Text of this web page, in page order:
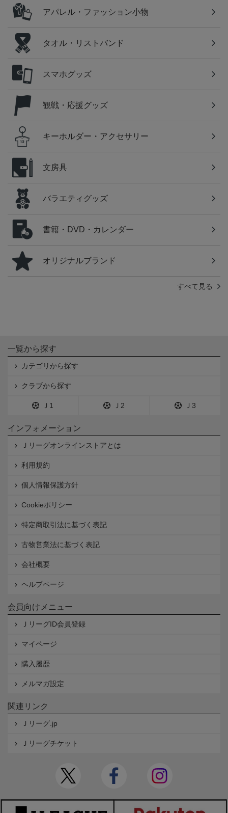
アパレル・ファッション小物
タオル・リストバンド
スマホグッズ
観戦・応援グッズ
キーホルダー・アクセサリー
文房具
バラエティグッズ
書籍・DVD・カレンダー
オリジナルブランド
すべて見る
一覧から探す
カテゴリから探す
クラブから探す
Ｊ1 Ｊ2 Ｊ3
インフォメーション
Ｊリーグオンラインストアとは
利用規約
個人情報保護方針
Cookieポリシー
特定商取引法に基づく表記
古物営業法に基づく表記
会社概要
ヘルプページ
会員向けメニュー
ＪリーグID会員登録
マイページ
購入履歴
メルマガ設定
関連リンク
Ｊリーグ.jp
Ｊリーグチケット